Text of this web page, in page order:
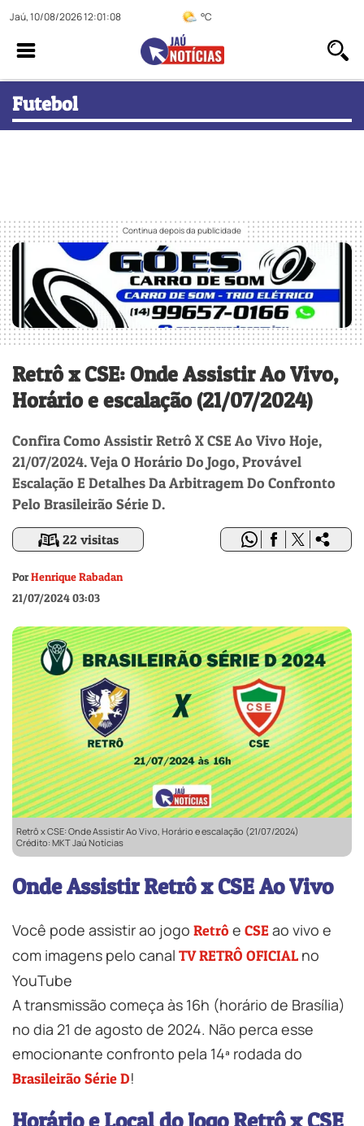
Jaú, 10/08/2026 12:01:08 °C
Futebol
Retrô x CSE: Onde Assistir Ao Vivo,
Horário e escalação (21/07/2024)
Confira Como Assistir Retrô X CSE Ao Vivo Hoje,
21/07/2024. Veja O Horário Do Jogo, Provável
Escalação E Detalhes Da Arbitragem Do Confronto
Pelo Brasileirão Série D.
22 visitas
PorHenrique Rabadan
21/07/2024 03:03
Retrô x CSE: Onde Assistir Ao Vivo, Horário e escalação (21/07/2024)
Crédito: MKT Jaú Notícias
Onde Assistir Retrô x CSE Ao Vivo
Você pode assistir ao jogo Retrô e CSEao vivo e
com imagens pelo canal TV RETRÔ OFICIAL no
YouTube
A transmissão começa às 16h (horário de Brasília)
no dia 21 de agosto de 2024. Não perca esse
emocionante confronto pela 14ª rodada do
Brasileirão Série D!